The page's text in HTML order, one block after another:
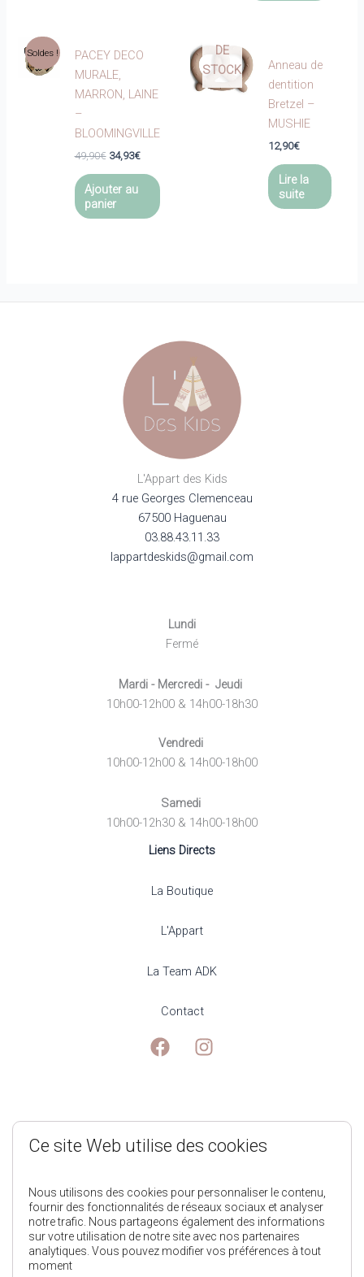
options
peuvent
sur
Soldes !
PACEY DECO
MURALE,
MARRON, LAINE
–
BLOOMINGVILLE
49,90€ Le
initial
était :
49,90€.
34,93€Le
actuel
34,93€.
Ajouter au
panier
DE
STOCK
Anneau de
dentition
Bretzel –
MUSHIE
12,90€
Lire la
suite
L'Appart des Kids
4 rue Georges Clemenceau
67500 Haguenau
03.88.43.11.33
lappartdeskids@gmail.com
Lundi
Fermé
Mardi - Mercredi - Jeudi
10h00-12h00 & 14h00-18h30
Vendredi
10h00-12h00 & 14h00-18h00
Samedi
10h00-12h30 & 14h00-18h00
Liens Directs
La Boutique
L'Appart
La Team ADK
Contact
Mentions Légales
Politique de Confidentialité
Conditions générales de ventes
Ce site Web utilise des cookies
Nous utilisons des cookies pour personnaliser le contenu,
fournir des fonctionnalités de réseaux sociaux et analyser
notre trafic. Nous partageons également des informations
sur votre utilisation de notre site avec nos partenaires
analytiques. Vous pouvez modifier vos préférences à tout
moment